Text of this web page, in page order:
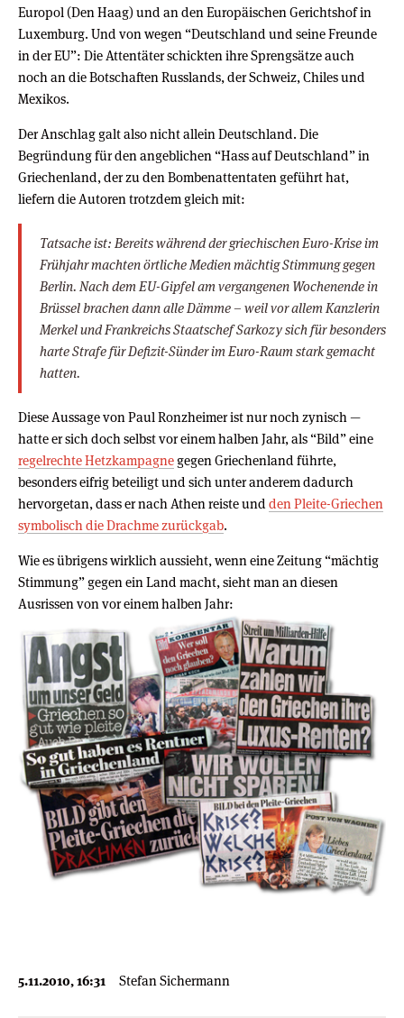
Europol (Den Haag) und an den Europäischen Gerichtshof in
Luxemburg. Und von wegen “Deutschland und seine Freunde
in der EU”: Die Attentäter schickten ihre Sprengsätze auch
noch an die Botschaften Russlands, der Schweiz, Chiles und
Mexikos.
Der Anschlag galt also nicht allein Deutschland. Die
Begründung für den angeblichen “Hass auf Deutschland” in
Griechenland, der zu den Bombenattentaten geführt hat,
liefern die Autoren trotzdem gleich mit:
Tatsache ist: Bereits während der griechischen Euro-Krise im
Frühjahr machten örtliche Medien mächtig Stimmung gegen
Berlin. Nach dem EU-Gipfel am vergangenen Wochenende in
Brüssel brachen dann alle Dämme – weil vor allem Kanzlerin
Merkel und Frankreichs Staatschef Sarkozy sich für besonders
harte Strafe für Defizit-Sünder im Euro-Raum stark gemacht
hatten.
Diese Aussage von Paul Ronzheimer ist nur noch zynisch —
hatte er sich doch selbst vor einem halben Jahr, als “Bild” eine
regelrechte Hetzkampagnegegen Griechenland führte,
besonders eifrig beteiligt und sich unter anderem dadurch
hervorgetan, dass er nach Athen reiste und den Pleite-Griechen
symbolisch die Drachme zurückgab.
Wie es übrigens wirklich aussieht, wenn eine Zeitung “mächtig
Stimmung” gegen ein Land macht, sieht man an diesen
Ausrissen von vor einem halben Jahr:
5.11.2010, 16:31 Stefan Sichermann